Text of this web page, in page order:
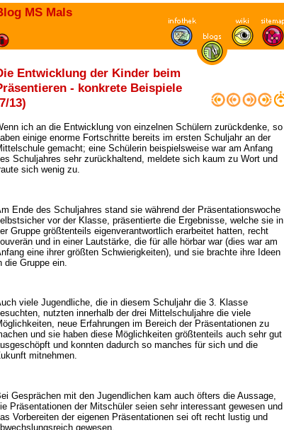
MS Mals
Entwicklung der Kinder beim
- konkrete Beispiele
13)
ich an die Entwicklung von einzelnen Schülern zurückdenke, so
einige enorme Fortschritte bereits im ersten Schuljahr an der
gemacht; eine Schülerin beispielsweise war am Anfang
Schuljahres sehr zurückhaltend, meldete sich kaum zu Wort und
sich wenig zu.
Ende des Schuljahres stand sie während der Präsentationswoche
vor der Klasse, präsentierte die Ergebnisse, welche sie in
Gruppe größtenteils eigenverantwortlich erarbeitet hatten, recht
und in einer Lautstärke, die für alle hörbar war (dies war am
eine ihrer größten Schwierigkeiten), und sie brachte ihre Ideen
die Gruppe ein.
viele Jugendliche, die in diesem Schuljahr die 3. Klasse
nutzten innerhalb der drei Mittelschuljahre die viele
neue Erfahrungen im Bereich der Präsentationen zu
und sie haben diese Möglichkeiten größtenteils auch sehr gut
und konnten dadurch so manches für sich und die
mitnehmen.
Gesprächen mit den Jugendlichen kam auch öfters die Aussage,
Präsentationen der Mitschüler seien sehr interessant gewesen und
Vorbereiten der eigenen Präsentationen sei oft recht lustig und
gewesen.